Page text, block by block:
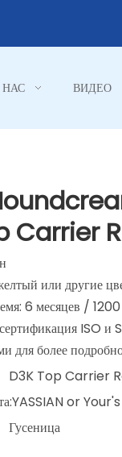
ВИДЕО
Carrier
или другие
6 месяцев / 1200
ISO и
для более
D3K Top Carrier
YASSIAN or Your's
Гусеница